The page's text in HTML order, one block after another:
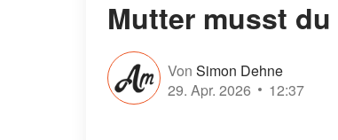
Mutter musst
Von Simon Dehne
29. Apr. 2026
12:37